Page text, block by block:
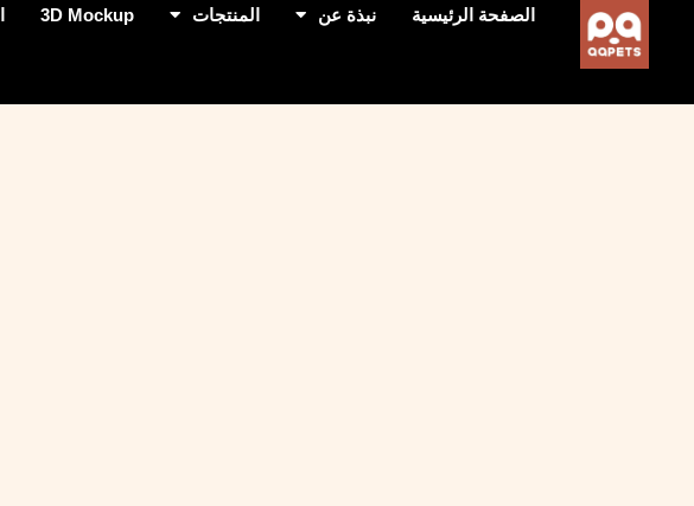
الصفحة الرئيسية نبذة عن المنتجات 3D Mockup